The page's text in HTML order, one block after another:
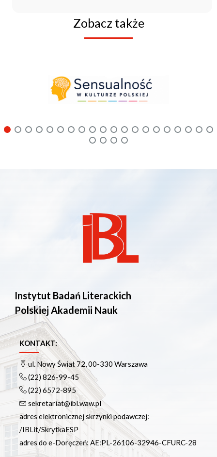
Zobacz także
Instytut Badań Literackich
Polskiej Akademii Nauk
KONTAKT:
ul. Nowy Świat 72, 00-330 Warszawa
(22) 826-99-45
(22) 6572-895
sekretariat@ibl.waw.pl
adres elektronicznej skrzynki podawczej:
/IBLit/SkrytkaESP
adres do e-Doręczeń: AE:PL-26106-32946-CFURC-28